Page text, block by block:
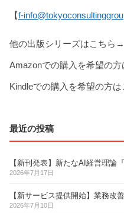
【f-
他の出版シリーズはこちら
Amazonでの購入を希望の
Kindleでの購入を希望の方
最近の投稿
【新刊発表】新たなAI経営理論
2026年7月17日
【新サービス提供開始】業務改
2026年7月10日